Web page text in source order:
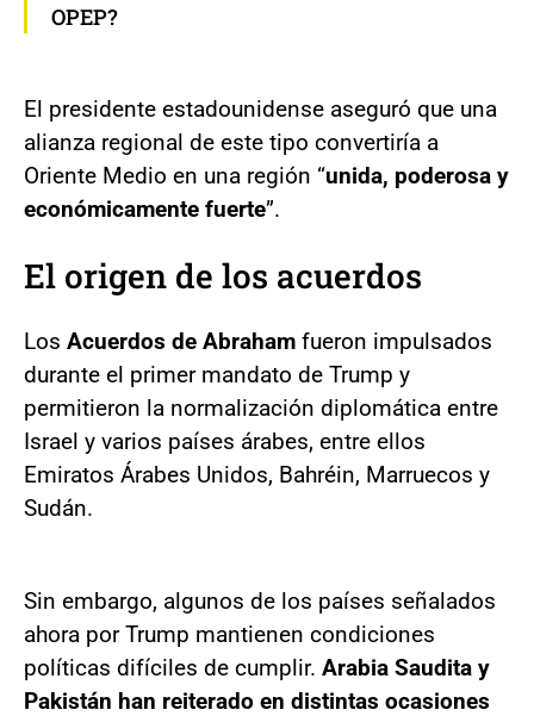
OPEP?
El presidente estadounidense aseguró que una
alianza regional de este tipo convertiría a
Oriente Medio en una región “unida, poderosa y
económicamente fuerte”.
El origen de los acuerdos
Los Acuerdos de Abraham fueron impulsados
durante el primer mandato de Trump y
permitieron la normalización diplomática entre
Israel y varios países árabes, entre ellos
Emiratos Árabes Unidos, Bahréin, Marruecos y
Sudán.
Sin embargo, algunos de los países señalados
ahora por Trump mantienen condiciones
políticas difíciles de cumplir. Arabia Saudita y
Pakistán han reiterado en distintas ocasiones